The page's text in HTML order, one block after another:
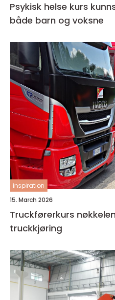
Psykisk helse kurs kunnskap som styrker
både barn og voksne
inspiration
15. March 2026
Truckførerkurs nøkkelen til trygg og effektiv
truckkjøring